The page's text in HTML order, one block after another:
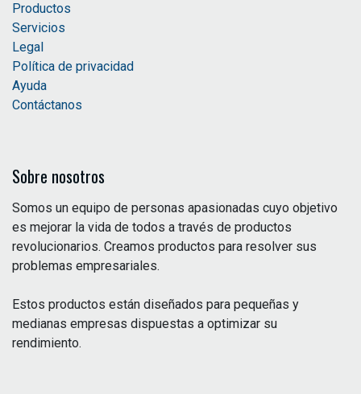
Productos
Servicios
Legal
Política de privacidad
Ayuda
Contáctanos
Sobre nosotros
Somos un equipo de personas apasionadas cuyo objetivo
es mejorar la vida de todos a través de productos
revolucionarios. Creamos productos para resolver sus
problemas empresariales.
Estos productos están diseñados para pequeñas y
medianas empresas dispuestas a optimizar su
rendimiento.